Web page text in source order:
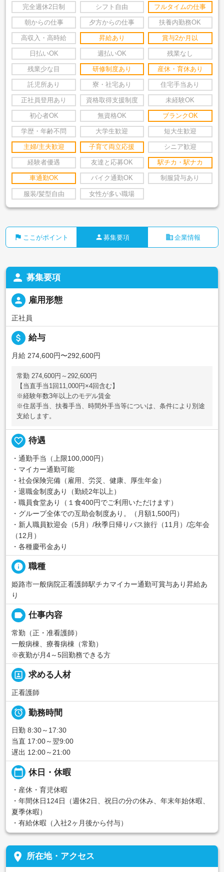
完全週休2日制 シフト自由 フルタイムの仕事
朝からの仕事 夕方からの仕事 扶養内勤務OK
高収入・高時給 昇給あり 賞与2か月以
日払いOK 週払いOK 残業なし
残業少な目 研修制度あり 産休・育休あり
託児所あり 寮・社宅あり 住宅手当あり
正社員登用あり 資格取得支援制度 未経験OK
初心者OK 無資格OK ブランクOK
学歴・年齢不問 大学生歓迎 短大生歓迎
主婦/主夫歓迎 子育て両立応援 シニア歓迎
経験者優遇 友達と応募OK 駅チカ・駅ナカ
車通勤OK バイク通勤OK 制服貸与あり
服装/髪型自由 女性が多い職場
flag ここがポイント person 募集要項 business 企業情報
person 募集要項
person 雇用形態
正社員
attach_money 給与
月給 274,600円〜292,600円
常勤 274,600円～292,600円
【当直手当1回11,000円×4回含む】
※経験年数3年以上のモデル賃金
※住居手当、扶養手当、時間外手当等についは、条件により別途
支給します。
favorite_border 待遇
・通勤手当（上限100,000円）
・マイカー通勤可能
・社会保険完備（雇用、労災、健康、厚生年金）
・退職金制度あり（勤続2年以上）
・職員食堂あり（１食400円でご利用いただけます）
・グループ全体での互助会制度あり。（月額1,500円）
・新人職員歓迎会（5月）/秋季日帰りバス旅行（11月）/忘年会
（12月）
・各種慶弔金あり
info 職種
姫路市一般病院正看護師駅チカマイカー通勤可賞与あり昇給あ
り
label 仕事内容
常勤（正・准看護師）
一般病棟、療養病棟（常勤）
※夜勤が月4～5回勤務できる方
portrait 求める人材
正看護師
 勤務時間
日勤 8:30～17:30
当直 17:00～翌9:00
遅出 12:00～21:00
calendar_today 休日・休暇
・産休・育児休暇
・年間休日124日（週休2日、祝日の分の休み、年末年始休暇、
夏季休暇）
・有給休暇（入社2ヶ月後から付与）
place 所在地・アクセス